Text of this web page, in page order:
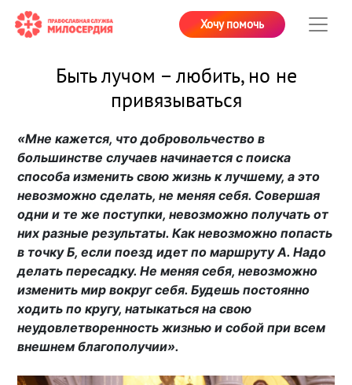
Хочу помочь
Быть лучом – любить, но не
привязываться
«Мне кажется, что добровольчество в
большинстве случаев начинается с поиска
способа изменить свою жизнь к лучшему, а это
невозможно сделать, не меняя себя. Совершая
одни и те же поступки, невозможно получать от
них разные результаты. Как невозможно попасть
в точку Б, если поезд идет по маршруту А. Надо
делать пересадку. Не меняя себя, невозможно
изменить мир вокруг себя. Будешь постоянно
ходить по кругу, натыкаться на свою
неудовлетворенность жизнью и собой при всем
внешнем благополучии».